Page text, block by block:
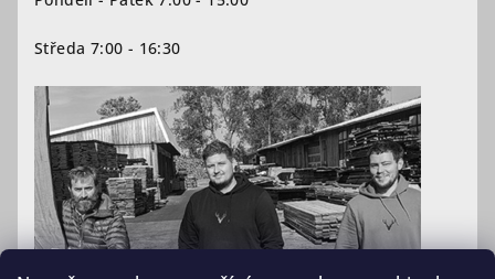
Středa 7:00 - 16:30